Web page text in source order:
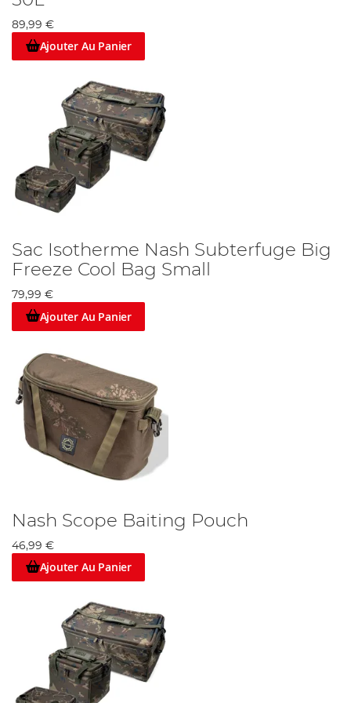
89,99 €
Ajouter Au Panier
Sac Isotherme Nash Subterfuge Big
Freeze Cool Bag Small
79,99 €
Ajouter Au Panier
Nash Scope Baiting Pouch
46,99 €
Ajouter Au Panier